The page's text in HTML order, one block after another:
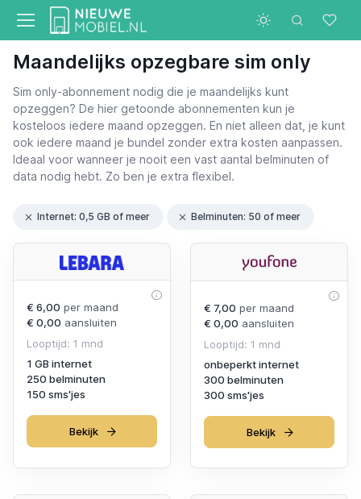
Maandelijks opzegbare sim only
Sim only-abonnement nodig die je maandelijks kunt
opzeggen? De hier getoonde abonnementen kun je
kosteloos iedere maand opzeggen. En niet alleen dat, je kunt
ook iedere maand je bundel zonder extra kosten aanpassen.
Ideaal voor wanneer je nooit een vast aantal belminuten of
data nodig hebt. Zo ben je extra flexibel.
Internet: 0,5 GB of meer Belminuten: 50 of meer
€ 6,00 per maand
€ 0,00 aansluiten
Looptijd: 1 mnd
1 GB internet
250 belminuten
150 sms'jes
Bekijk
€ 7,00 per maand
€ 0,00 aansluiten
Looptijd: 1 mnd
onbeperkt internet
300 belminuten
300 sms'jes
Bekijk